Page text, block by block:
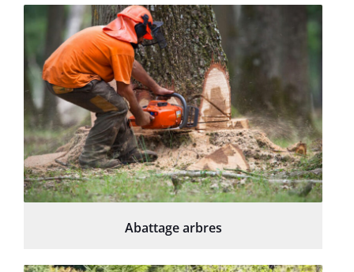
Abattage arbres